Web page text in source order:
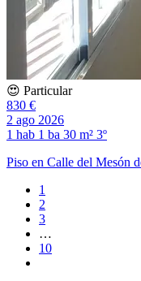
😍 Particular
830 €
2 ago 2026
1 hab 1 ba 30 m² 3º
Piso en Calle del Mesón
1
2
3
…
10